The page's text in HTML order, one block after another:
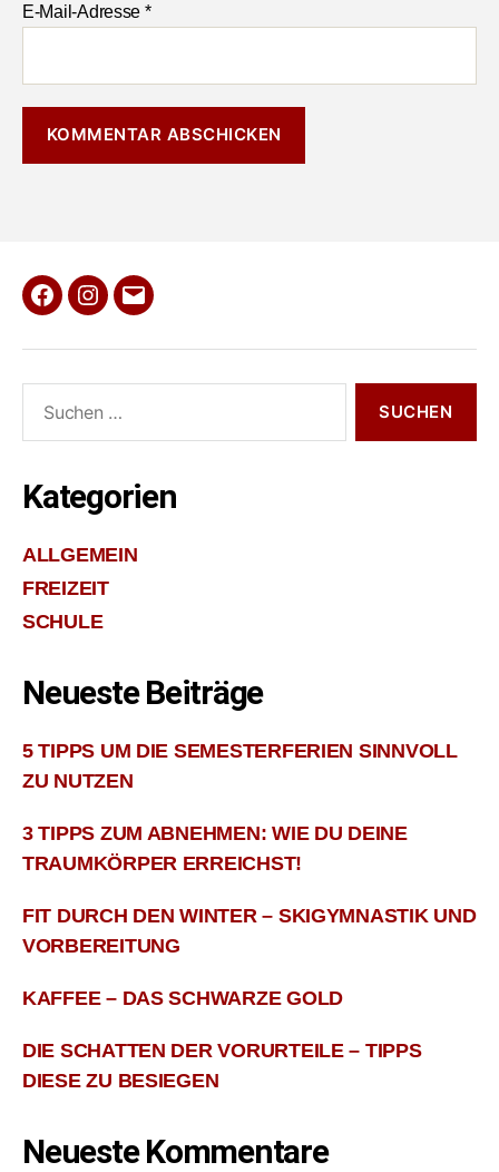
E-Mail-Adresse *
Facebook
Instagram
E-
nach:
Kategorien
ALLGEMEIN
FREIZEIT
SCHULE
Neueste Beiträge
5 TIPPS UM DIE SEMESTERFERIEN SINNVOLL
ZU NUTZEN
3 TIPPS ZUM ABNEHMEN: WIE DU DEINE
TRAUMKÖRPER ERREICHST!
FIT DURCH DEN WINTER – SKIGYMNASTIK UND
VORBEREITUNG
KAFFEE – DAS SCHWARZE GOLD
DIE SCHATTEN DER VORURTEILE – TIPPS
DIESE ZU BESIEGEN
Neueste Kommentare